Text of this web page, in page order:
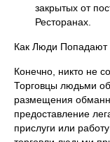
закрытых от
Ресторанах.
Как Люди Попадают
Конечно, никто не
Торговцы людьми
размещения
предоставление
прислуги или